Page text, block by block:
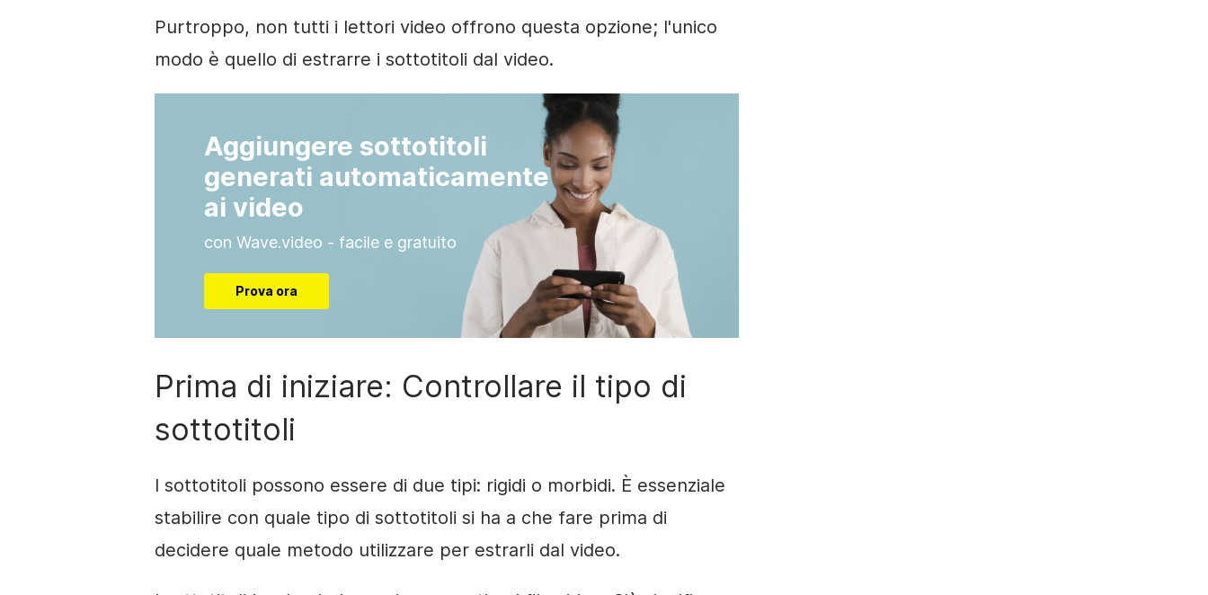
Purtroppo, non tutti i lettori video offrono questa opzione; l'unico
modo è quello di estrarre i sottotitoli dal video.
Aggiungere sottotitoli
generati automaticamente
ai video
con Wave.video - facile e gratuito
Prova ora
Prima di iniziare: Controllare il tipo di
sottotitoli
I sottotitoli possono essere di due tipi: rigidi o morbidi. È essenziale
stabilire con quale tipo di sottotitoli si ha a che fare prima di
decidere quale metodo utilizzare per estrarli dal video.